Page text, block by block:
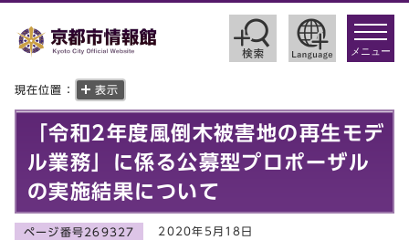
toggle
メニュー
現在位置： 表示
「令和2年度風倒木被害地の再生モデ
ル業務」に係る公募型プロポーザル
の実施結果について
ページ番号269327 2020年5月18日